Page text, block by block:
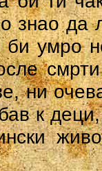
знао
умро
ни
к